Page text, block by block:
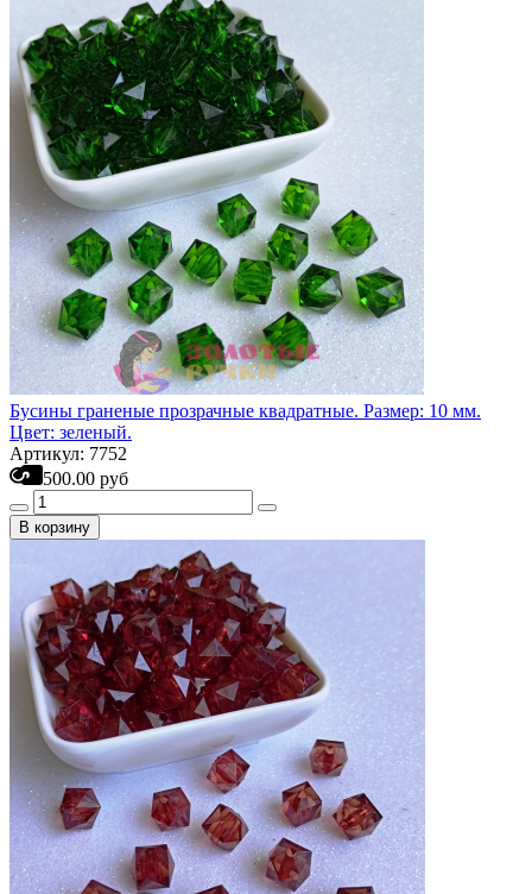
Бусины граненые прозрачные квадратные. Размер: 10 мм.
Цвет: зеленый.
Артикул: 7752
500.00 руб
В корзину